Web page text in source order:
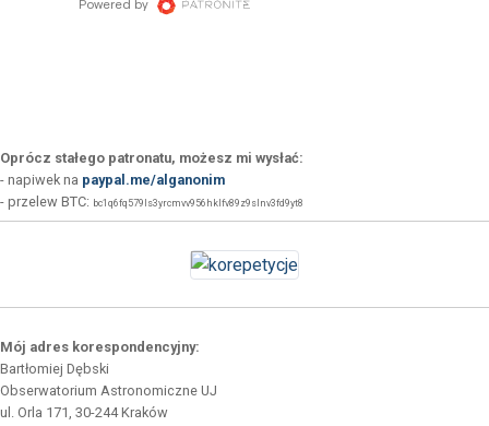
Oprócz stałego patronatu, możesz mi wysłać:
- napiwek na paypal.me/alganonim
- przelew BTC: bc1q6fq579ls3yrcmvv956hklfv89z9slnv3fd9yt8
Mój adres korespondencyjny:
Bartłomiej Dębski
Obserwatorium Astronomiczne UJ
ul. Orla 171, 30-244 Kraków